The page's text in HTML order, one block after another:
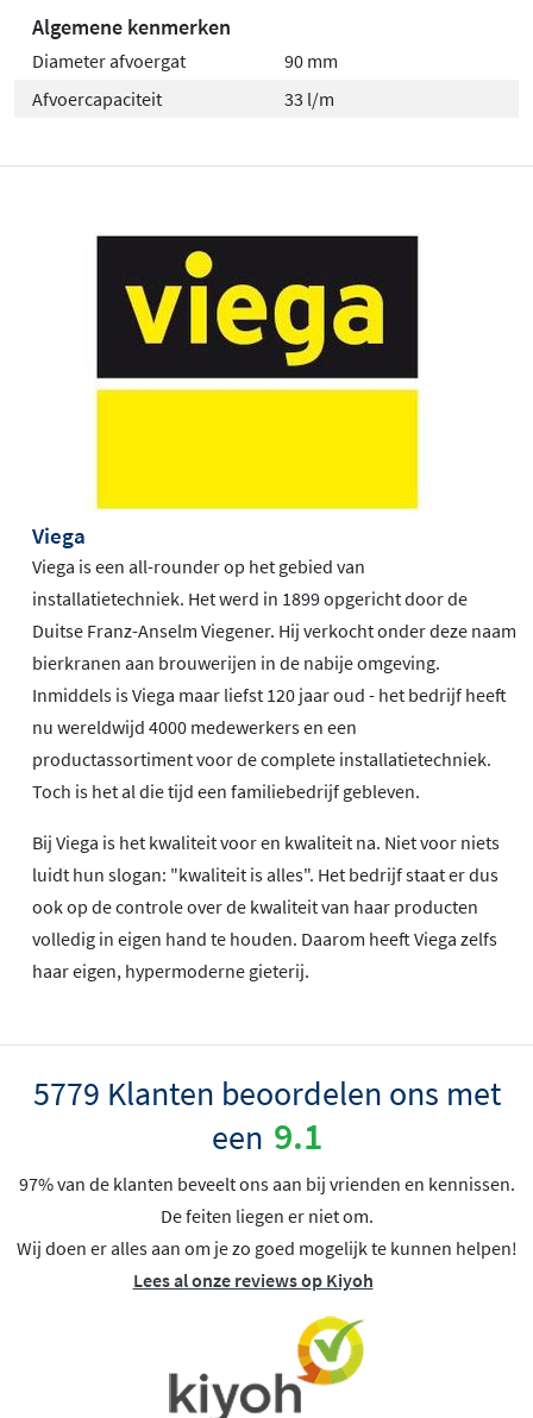
Algemene kenmerken
Diameter afvoergat
90 mm
Afvoercapaciteit
33 l/m
Viega
Viega is een all-rounder op het gebied van
installatietechniek. Het werd in 1899 opgericht door de
Duitse Franz-Anselm Viegener. Hij verkocht onder deze naam
bierkranen aan brouwerijen in de nabije omgeving.
Inmiddels is Viega maar liefst 120 jaar oud - het bedrijf heeft
nu wereldwijd 4000 medewerkers en een
productassortiment voor de complete installatietechniek.
Toch is het al die tijd een familiebedrijf gebleven.
Bij Viega is het kwaliteit voor en kwaliteit na. Niet voor niets
luidt hun slogan: "kwaliteit is alles". Het bedrijf staat er dus
ook op de controle over de kwaliteit van haar producten
volledig in eigen hand te houden. Daarom heeft Viega zelfs
haar eigen, hypermoderne gieterij.
5779 Klanten beoordelen ons met
een 9.1
97% van de klanten beveelt ons aan bij vrienden en kennissen.
De feiten liegen er niet om.
Wij doen er alles aan om je zo goed mogelijk te kunnen helpen!
Lees al onze reviews op Kiyoh